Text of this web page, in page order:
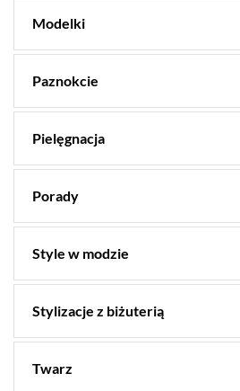
Modelki
Paznokcie
Pielęgnacja
Porady
Style w modzie
Stylizacje z biżuterią
Twarz